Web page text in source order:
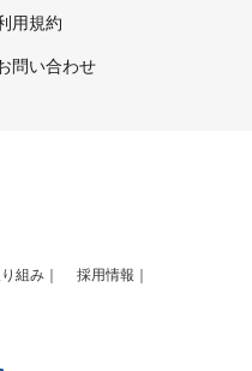
用規約
問い合わせ
組み
採用情報